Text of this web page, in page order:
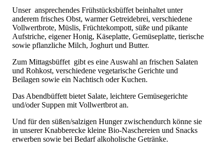
Unser ansprechendes Frühstücksbüffet beinhaltet unter
anderem frisches Obst, warmer Getreidebrei, verschiedene
Vollwertbrote, Müslis, Früchtekompott, süße und pikante
Aufstriche, eigener Honig, Käseplatte, Gemüseplatte, tierische
sowie pflanzliche Milch, Joghurt und Butter.
Zum Mittagsbüffet gibt es eine Auswahl an frischen Salaten
und Rohkost, verschiedene vegetarische Gerichte und
Beilagen sowie ein Nachtisch oder Kuchen.
Das Abendbüffett bietet Salate, leichtere Gemüsegerichte
und/oder Suppen mit Vollwertbrot an.
Und für den süßen/salzigen Hunger zwischendurch könne sie
in unserer Knabberecke kleine Bio-Naschereien und Snacks
erwerben sowie bei Bedarf alkoholische Getränke.